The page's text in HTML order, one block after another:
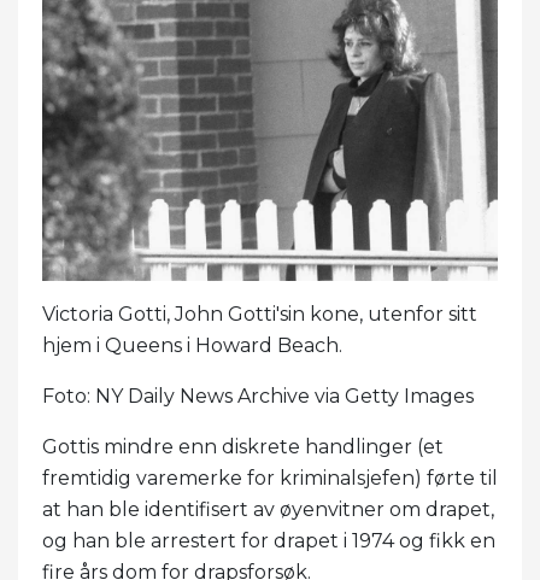
Victoria Gotti, John Gotti'sin kone, utenfor sitt
hjem i Queens i Howard Beach.
Foto: NY Daily News Archive via Getty Images
Gottis mindre enn diskrete handlinger (et
fremtidig varemerke for kriminalsjefen) førte til
at han ble identifisert av øyenvitner om drapet,
og han ble arrestert for drapet i 1974 og fikk en
fire års dom for drapsforsøk.